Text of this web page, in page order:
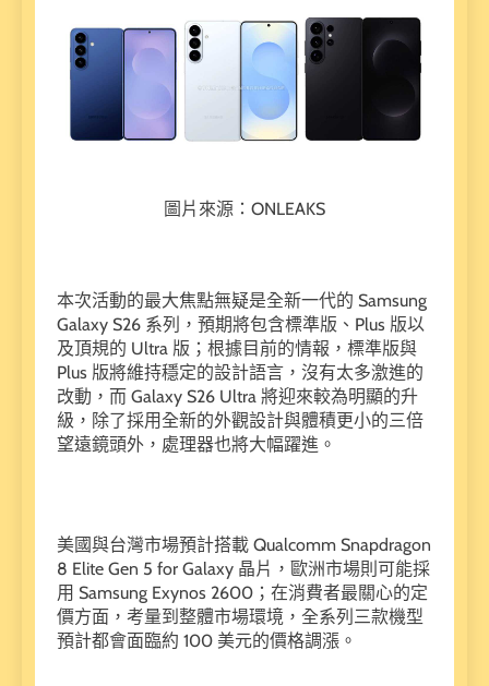
圖片來源：ONLEAKS
本次活動的最大焦點無疑是全新一代的 Samsung
Galaxy S26 系列，預期將包含標準版、Plus 版以
及頂規的 Ultra 版；根據目前的情報，標準版與
Plus 版將維持穩定的設計語言，沒有太多激進的
改動，而 Galaxy S26 Ultra 將迎來較為明顯的升
級，除了採用全新的外觀設計與體積更小的三倍
望遠鏡頭外，處理器也將大幅躍進。
美國與台灣市場預計搭載 Qualcomm Snapdragon
8 Elite Gen 5 for Galaxy 晶片，歐洲市場則可能採
用 Samsung Exynos 2600；在消費者最關心的定
價方面，考量到整體市場環境，全系列三款機型
預計都會面臨約 100 美元的價格調漲。